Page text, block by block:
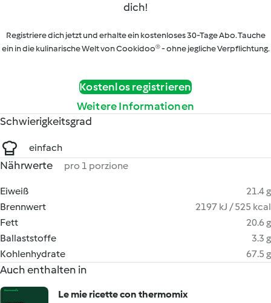
dich!
Registriere dich jetzt und erhalte ein kostenloses 30-Tage Abo. Tauche
ein in die kulinarische Welt von Cookidoo® - ohne jegliche Verpflichtung.
Kostenlos registrieren
Weitere Informationen
Schwierigkeitsgrad
einfach
Nährwerte pro 1 porzione
Eiweiß
21.4 g
Brennwert
2197 kJ / 525 kcal
Fett
20.6 g
Ballaststoffe
3.3 g
Kohlenhydrate
67.5 g
Auch enthalten in
Le mie ricette con thermomix